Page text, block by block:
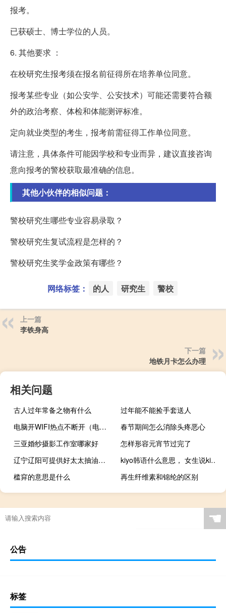
报考。
已获硕士、博士学位的人员。
6. 其他要求 ：
在校研究生报考须在报名前征得所在培养单位同意。
报考某些专业（如公安学、公安技术）可能还需要符合额
外的政治考察、体检和体能测评标准。
定向就业类型的考生，报考前需征得工作单位同意。
请注意，具体条件可能因学校和专业而异，建议直接咨询
意向报考的警校获取最准确的信息。
其他小伙伴的相似问题：
警校研究生哪些专业容易录取？
警校研究生复试流程是怎样的？
警校研究生奖学金政策有哪些？
网络标签： 的人 研究生 警校
上一篇
李铁身高
下一篇
地铁月卡怎么办理
相关问题
古人过年常备之物有什么
过年能不能捡手套送人
电脑开WIFI热点不断开（电脑开wifi）
春节期间怎么消除头疼恶心
三亚婚纱摄影工作室哪家好
怎样形容元宵节过完了
辽宁辽阳可提供好太太抽油烟机维修服务地址在哪
kiyo韩语什么意思， 女生说kiyo什么意思什么梗
槛穽的意思是什么
再生纤维素和锦纶的区别
☚
公告
标签